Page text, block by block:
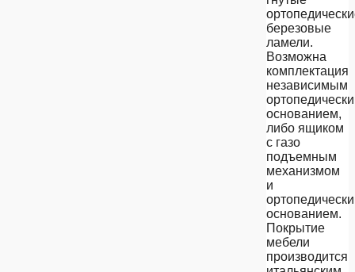
березовые
ламели.
Возможна
комплектация
независимым
основанием,
либо ящиком
с газо
подъемным
механизмом
и
основанием.
Покрытие
мебели
производится